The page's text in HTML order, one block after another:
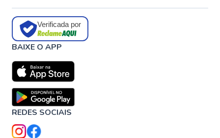
Verificada por
BAIXE O APP
REDES SOCIAIS